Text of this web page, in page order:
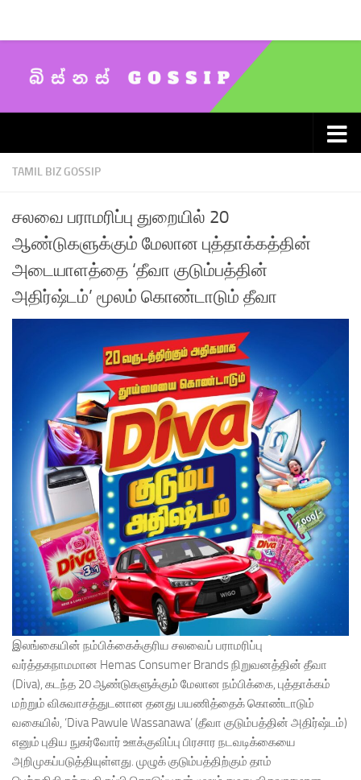
TAMIL BIZ GOSSIP
சலவை பராமரிப்பு துறையில் 20
ஆண்டுகளுக்கும் மேலான புத்தாக்கத்தின்
அடையாளத்தை ‘தீவா குடும்பத்தின்
அதிர்ஷ்டம்’ மூலம் கொண்டாடும் தீவா
இலங்கையின் நம்பிக்கைக்குரிய சலவைப் பராமரிப்பு
வர்த்தகநாமமான Hemas Consumer Brands நிறுவனத்தின் தீவா
(Diva), கடந்த 20 ஆண்டுகளுக்கும் மேலான நம்பிக்கை, புத்தாக்கம்
மற்றும் விசுவாசத்துடனான தனது பயணித்தைக் கொண்டாடும்
வகையில், ‘Diva Pawule Wassanawa’ (தீவா குடும்பத்தின் அதிர்ஷ்டம்)
எனும் புதிய நுகர்வோர் ஊக்குவிப்பு பிரசார நடவடிக்கையை
அறிமுகப்படுத்தியுள்ளது. முழுக் குடும்பத்திற்கும் தாம்